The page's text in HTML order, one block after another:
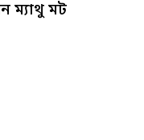
ম্যাথু মট